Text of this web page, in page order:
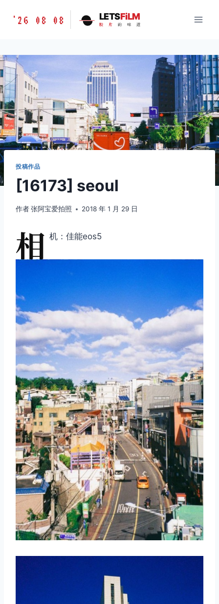
胶
味
道
LETSFILM
'26 08 08 LETSFiLM
胶 片 的 味 道
投稿作品
[16173] seoul
作者张阿宝爱拍照 2018 年 1 月 29 日
相 机：佳能eos5